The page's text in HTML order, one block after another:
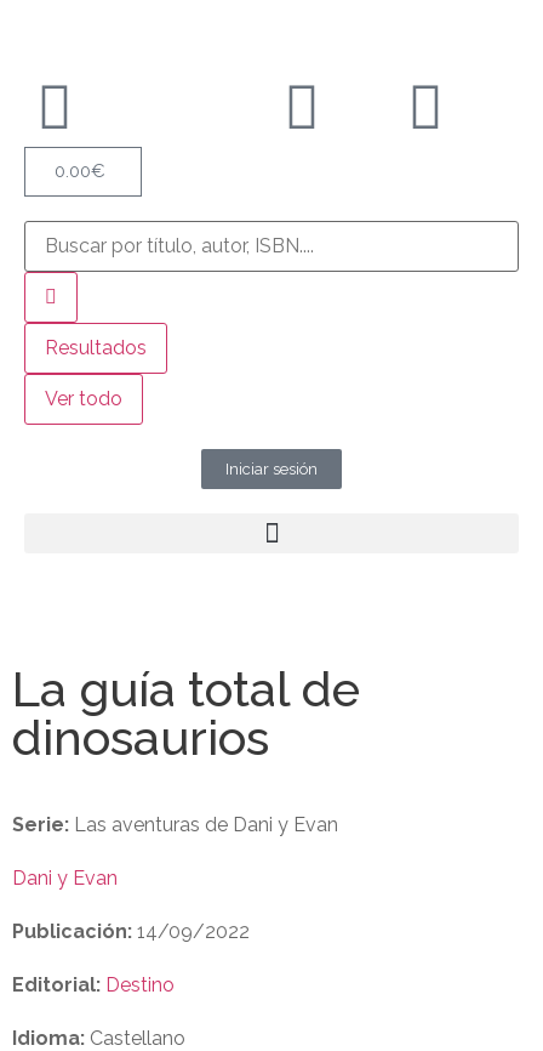
0.00€
Resultados
Ver todo
Iniciar sesión
La guía total de
dinosaurios
Serie: Las aventuras de Dani y Evan
Dani y Evan
Publicación: 14/09/2022
Editorial: Destino
Idioma: Castellano